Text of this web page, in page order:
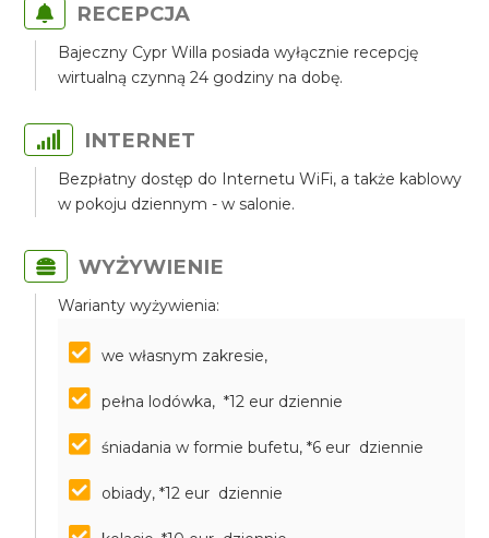
RECEPCJA
Bajeczny Cypr Willa posiada wyłącznie recepcję
wirtualną czynną 24 godziny na dobę.
INTERNET
Bezpłatny dostęp do Internetu WiFi, a także kablowy
w pokoju dziennym - w salonie.
WYŻYWIENIE
Warianty wyżywienia:
we własnym zakresie,
pełna lodówka, *12 eur dziennie
śniadania w formie bufetu, *6 eur dziennie
obiady, *12 eur dziennie